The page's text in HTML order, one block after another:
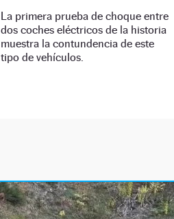
La primera prueba de choque entre
dos coches eléctricos de la historia
muestra la contundencia de este
tipo de vehículos.